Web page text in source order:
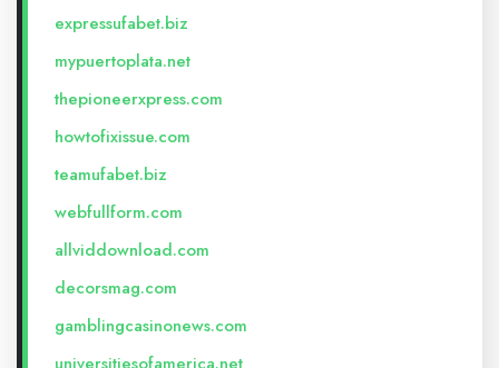
expressufabet.biz
mypuertoplata.net
thepioneerxpress.com
howtofixissue.com
teamufabet.biz
webfullform.com
allviddownload.com
decorsmag.com
gamblingcasinonews.com